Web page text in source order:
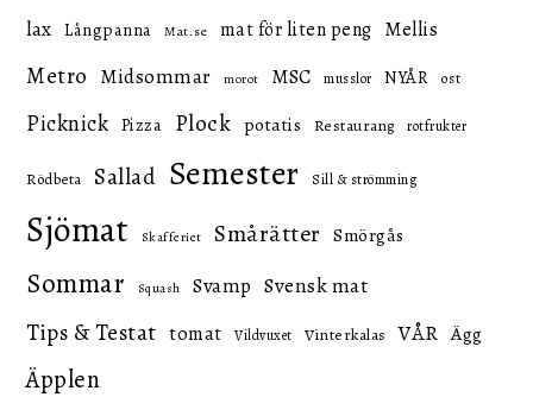
lax Långpanna Mat.se mat för liten peng Mellis
Metro Midsommar morot MSC musslor NYÅR ost
Picknick Pizza Plock potatis Restaurang rotfrukter
Rödbeta Sallad Semester Sill & strömming
Sjömat Skafferiet Smårätter Smörgås
Sommar Squash Svamp Svensk mat
Tips & Testat tomat Vildvuxet Vinterkalas VÅR Ägg
Äpplen